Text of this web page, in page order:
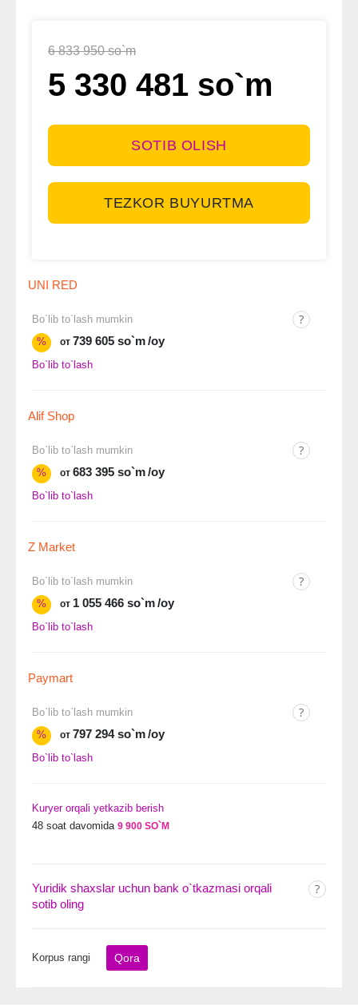
6 833 950 so`m
5 330 481 so`m
SOTIB OLISH
TEZKOR BUYURTMA
UNI RED
Bo`lib to`lash mumkin
%
от 739 605 so`m/oy
Bo`lib to`lash
Alif Shop
Bo`lib to`lash mumkin
%
от 683 395 so`m/oy
Bo`lib to`lash
Z Market
Bo`lib to`lash mumkin
%
от 1 055 466 so`m/oy
Bo`lib to`lash
Paymart
Bo`lib to`lash mumkin
%
от 797 294 so`m/oy
Bo`lib to`lash
Kuryer orqali yetkazib berish
48 soat davomida 9 900 SO`M
Yuridik shaxslar uchun bank o`tkazmasi orqali
sotib oling
Korpus rangi Qora